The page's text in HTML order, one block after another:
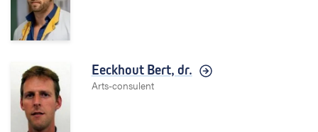
Eeckhout Bert, dr.
Arts-consulent